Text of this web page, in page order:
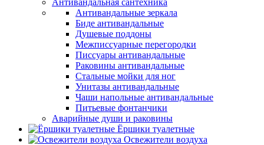
Антивандальная сантехника
Антивандальные зеркала
Биде антивандальные
Душевые поддоны
Межписсуарные перегородки
Писсуары антивандальные
Раковины антивандальные
Стальные мойки для ног
Унитазы антивандальные
Чаши напольные антивандальные
Питьевые фонтанчики
Аварийные души и раковины
Ёршики туалетные
Освежители воздуха